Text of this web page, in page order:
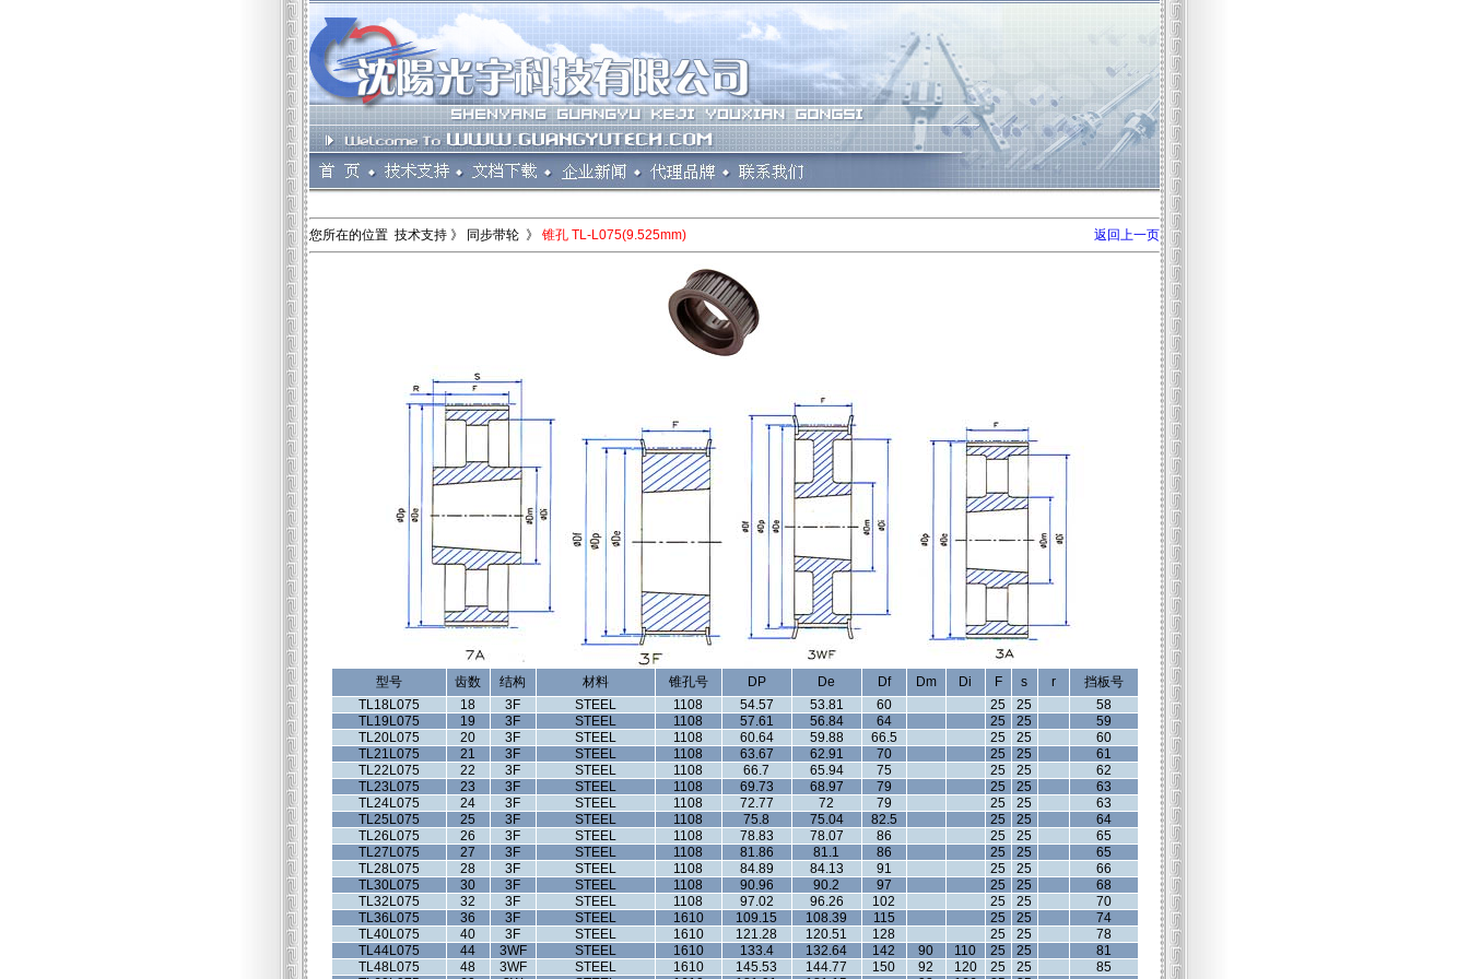
您所在的位置 技术支持 》 同步带轮 》 锥孔 TL-L075(9.525mm) 返回上一页
型号 齿数 结构 材料 锥孔号 DP De Df Dm Di F s r
挡板号
TL18L075
18 3F STEEL 1108 54.57 53.81 60 25 25
58
TL19L075
19 3F STEEL 1108 57.61 56.84 64 25 25
59
TL20L075
20 3F STEEL 1108 60.64 59.88 66.5 25 25
60
TL21L075
21 3F STEEL 1108 63.67 62.91 70 25 25
61
TL22L075
22 3F STEEL 1108 66.7 65.94 75 25 25
62
TL23L075
23 3F STEEL 1108 69.73 68.97 79 25 25
63
TL24L075
24 3F STEEL 1108 72.77 72 79 25 25
63
TL25L075
25 3F STEEL 1108 75.8 75.04 82.5 25 25
64
TL26L075
26 3F STEEL 1108 78.83 78.07 86 25 25
65
TL27L075
27 3F STEEL 1108 81.86 81.1 86 25 25
65
TL28L075
28 3F STEEL 1108 84.89 84.13 91 25 25
66
TL30L075
30 3F STEEL 1108 90.96 90.2 97 25 25
68
TL32L075
32 3F STEEL 1108 97.02 96.26 102 25 25
70
TL36L075
36 3F STEEL 1610 109.15 108.39 115 25 25
74
TL40L075
40 3F STEEL 1610 121.28 120.51 128 25 25
78
TL44L075
44 3WF STEEL 1610 133.4 132.64 142 90 110 25 25
81
TL48L075
48 3WF STEEL 1610 145.53 144.77 150 92 120 25 25
85